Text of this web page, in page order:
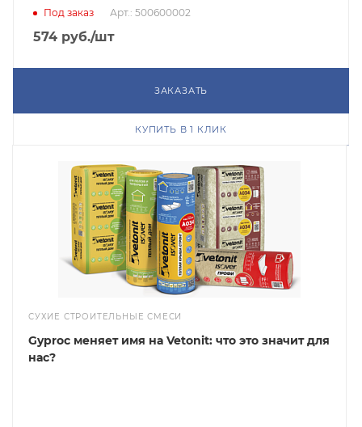
Под заказ Арт.: 500600002
574 руб./шт
ЗАКАЗАТЬ
КУПИТЬ В 1 КЛИК
СУХИЕ СТРОИТЕЛЬНЫЕ СМЕСИ
Gyproc меняет имя на Vetonit: что это значит для
нас?